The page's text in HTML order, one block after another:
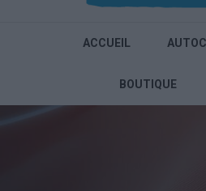
ACCUEIL
BOUTIQUE